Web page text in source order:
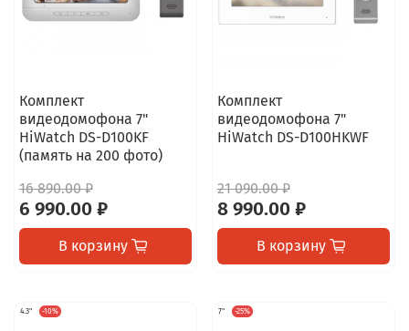
Комплект
видеодомофона 7"
HiWatch DS-D100KF
(память на 200 фото)
16 890.00 ₽
6 990.00 ₽
В корзину
Комплект
видеодомофона 7"
HiWatch DS-D100HKWF
21 090.00 ₽
8 990.00 ₽
В корзину
4.3" -10% 7" -25%